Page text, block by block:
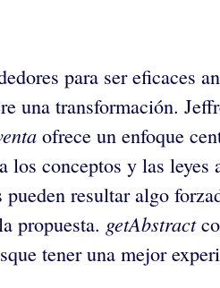
para ser eficaces
una transformación.
ofrece un enfoque
conceptos y las
resultar algo
propuesta. getAbstract
tener una mejor